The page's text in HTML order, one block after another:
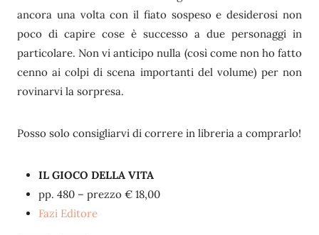
ancora una volta con il fiato sospeso e desiderosi non
poco di capire cose è successo a due personaggi in
particolare. Non vi anticipo nulla (così come non ho fatto
cenno ai colpi di scena importanti del volume) per non
rovinarvi la sorpresa.
Posso solo consigliarvi di correre in libreria a comprarlo!
IL GIOCO DELLA VITA
pp. 480 – prezzo € 18,00
Fazi Editore